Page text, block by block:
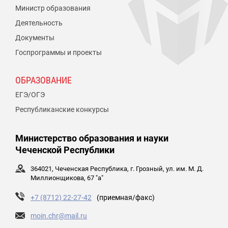
Министр образования
Деятельность
Документы
Госпрограммы и проекты
ОБРАЗОВАНИЕ
ЕГЭ/ОГЭ
Республиканские конкурсы
Министерство образования и науки
Чеченской Республики
364021, Чеченская Республика, г. Грозный, ул. им. М. Д.
Миллионщикова, 67 "а"
+7 (8712) 22-27-42 (приемная/факс)
moin.chr@mail.ru